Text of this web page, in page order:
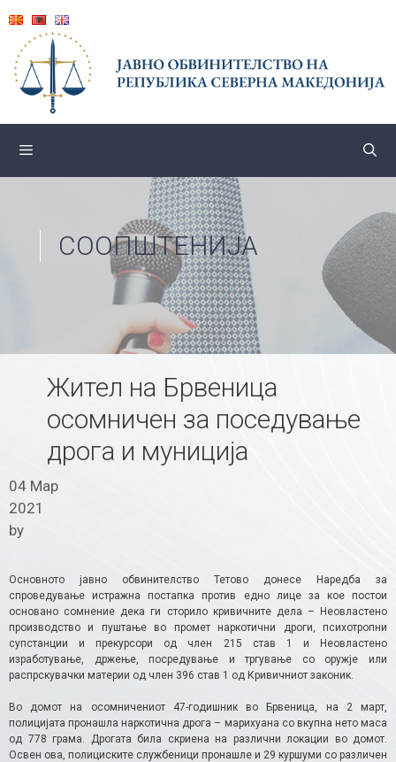
content
СООПШТЕНИЈА
Жител на Брвеница
осомничен за поседување
дрога и муниција
04 Мар
2021
by
Основното јавно обвинителство Тетово донесе Наредба за
спроведување истражна постапка против едно лице за кое постои
основано сомнение дека ги сторило кривичните дела – Неовластено
производство и пуштање во промет наркотични дроги, психотропни
супстанции и прекурсори од член 215 став 1 и Неовластено
изработување, држење, посредување и тргување со оружје или
распрскувачки материи од член 396 став 1 од Кривичниот законик.
Во домот на осомничениот 47-годишник во Брвеница, на 2 март,
полицијата пронашла наркотична дрога – марихуана со вкупна нето маса
од 778 грама. Дрогата била скриена на различни локации во домот.
Освен ова, полициските службеници пронашле и 29 куршуми со различен